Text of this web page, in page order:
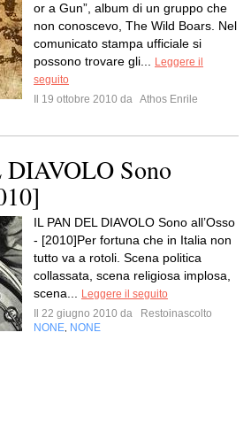
or a Gun”, album di un gruppo che
non conoscevo, The Wild Boars. Nel
comunicato stampa ufficiale si
possono trovare gli...
Leggere il
seguito
Il 19 ottobre 2010 da Athos Enrile
Sono
IL PAN DEL DIAVOLO Sono all’Osso
- [2010]Per fortuna che in Italia non
tutto va a rotoli. Scena politica
collassata, scena religiosa implosa,
scena...
Leggere il seguito
Il 22 giugno 2010 da
Restoinascolto
NONE NONE